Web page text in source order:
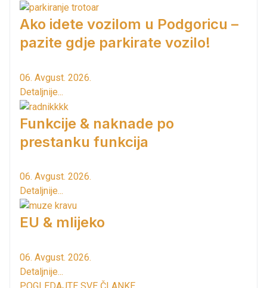
Ako idete vozilom u Podgoricu –
pazite gdje parkirate vozilo!
06. Avgust. 2026.
Detaljnije...
Funkcije & naknade po
prestanku funkcija
06. Avgust. 2026.
Detaljnije...
EU & mlijeko
06. Avgust. 2026.
Detaljnije...